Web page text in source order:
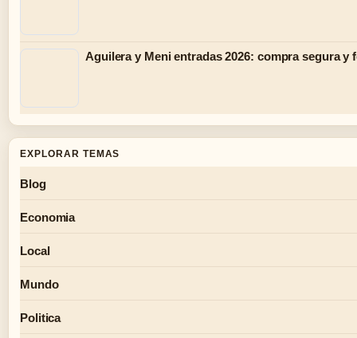
Aguilera y Meni entradas 2026: compra segura y
EXPLORAR TEMAS
Blog
Economia
Local
Mundo
Politica